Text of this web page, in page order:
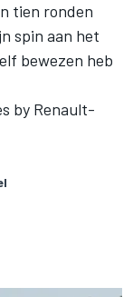
tien ronden
spin aan het
bewezen heb
by Renault-